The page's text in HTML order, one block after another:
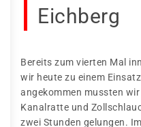
Eichberg
Bereits zum vierten Mal
wir heute zu einem
angekommen mussten
Kanalratte und
zwei Stunden gelungen.